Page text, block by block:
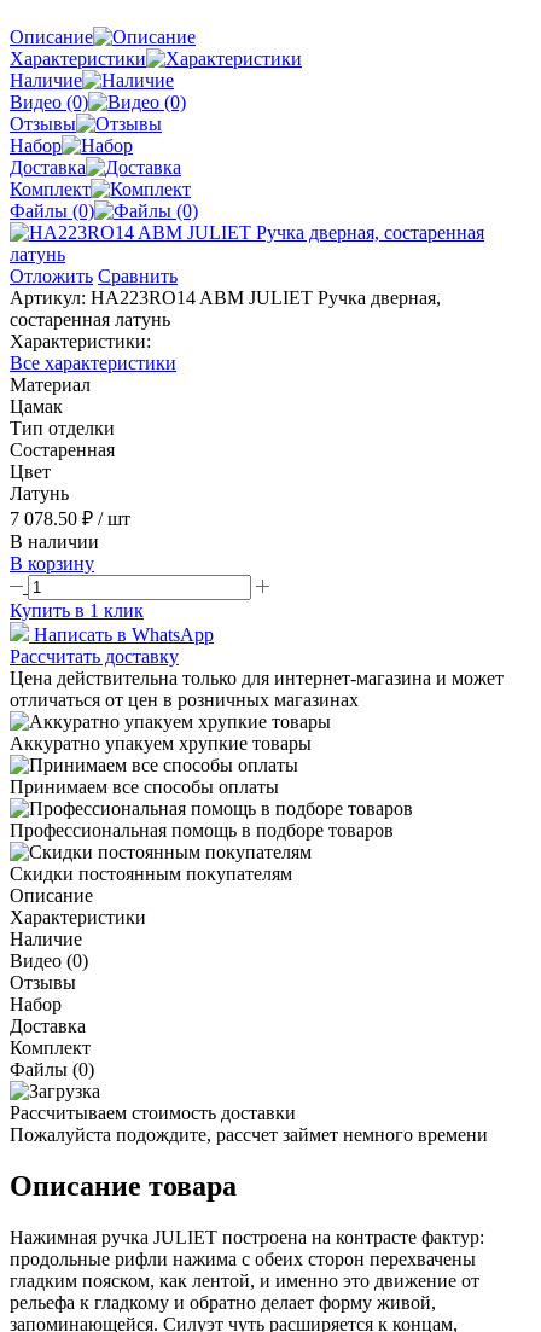
Описание
Характеристики
Наличие
Видео (0)
Отзывы
Набор
Доставка
Комплект
Файлы (0)
Отложить Сравнить
Артикул: HA223RO14 ABM JULIET Ручка дверная,
состаренная латунь
Характеристики:
Все характеристики
Материал
Цамак
Тип отделки
Состаренная
Цвет
Латунь
7 078.50 ₽ / шт
В наличии
В корзину
Купить в 1 клик
Написать в WhatsApp
Рассчитать доставку
Цена действительна только для интернет-магазина и может
отличаться от цен в розничных магазинах
Аккуратно упакуем хрупкие товары
Принимаем все способы оплаты
Профессиональная помощь в подборе товаров
Скидки постоянным покупателям
Описание
Характеристики
Наличие
Видео (0)
Отзывы
Набор
Доставка
Комплект
Файлы (0)
Рассчитываем стоимость доставки
Пожалуйста подождите, рассчет займет немного времени
Описание товара
Нажимная ручка JULIET построена на контрасте фактур:
продольные рифли нажима с обеих сторон перехвачены
гладким пояском, как лентой, и именно это движение от
рельефа к гладкому и обратно делает форму живой,
запоминающейся. Силуэт чуть расширяется к концам,